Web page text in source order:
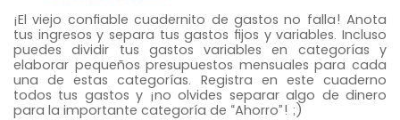
¡El viejo confiable cuadernito de gastos no falla! Anota
tus ingresos y separa tus gastos fijos y variables. Incluso
puedes dividir tus gastos variables en categorías y
elaborar pequeños presupuestos mensuales para cada
una de estas categorías. Registra en este cuaderno
todos tus gastos y ¡no olvides separar algo de dinero
para la importante categoría de “Ahorro”! ;)